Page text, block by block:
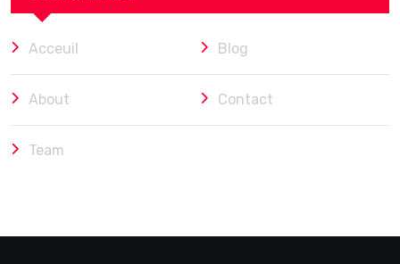
Acceuil Blog
About Contact
Team